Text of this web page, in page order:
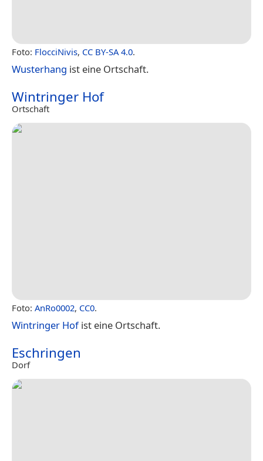
Foto: FlocciNivis, CC BY-SA 4.0.
Wusterhang ist eine Ortschaft.
Wintringer Hof
Ortschaft
Foto: AnRo0002, CC0.
Wintringer Hofist eine Ortschaft.
Eschringen
Dorf